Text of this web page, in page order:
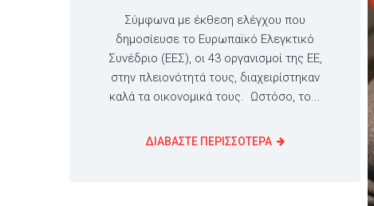
Σύμφωνα με έκθεση ελέγχου που
δημοσίευσε το Ευρωπαϊκό Ελεγκτικό
Συνέδριο (ΕΕΣ), οι 43 οργανισμοί της ΕΕ,
στην πλειονότητά τους, διαχειρίστηκαν
καλά τα οικονομικά τους. Ωστόσο, το...
ΔΙΑΒΑΣΤΕ ΠΕΡΙΣΣΟΤΕΡΑ